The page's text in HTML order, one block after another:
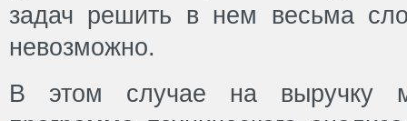
задач решить в нем весьма
невозможно.
В этом случае на выручку